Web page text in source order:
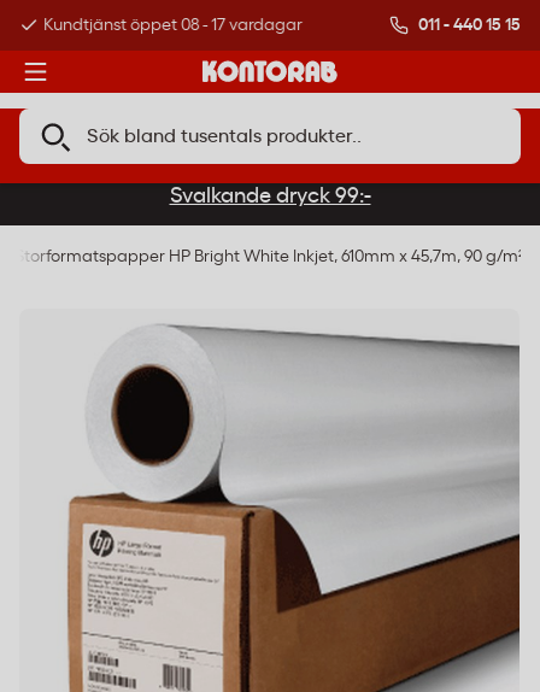
Kundtjänst öppet 08 - 17 vardagar Över 500 000
011 - 440 15 15
Svalkande dryck 99:-
Storformatspapper HP Bright White Inkjet, 610mm x 45,7m, 90 g/m²